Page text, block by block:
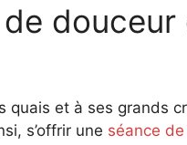
douceur
quais et à ses grands
s’offrir une séance